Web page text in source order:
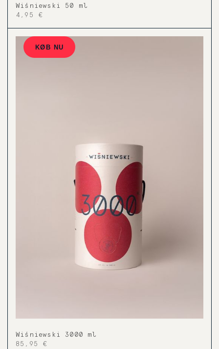
Wiśniewski 50 ml
4,95 €
KØB NU
Wiśniewski 3000 ml
85,95 €